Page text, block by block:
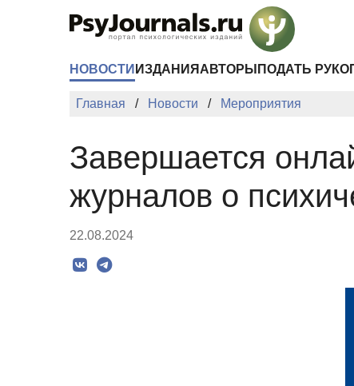
НОВОСТИ ИЗДАНИЯ АВТОРЫ ПОДАТЬ
Главная Новости Мероприятия
Завершается
журналов о
22.08.2024